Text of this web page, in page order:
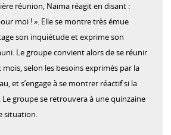
réunion, Naïma réagit en disant :
moi ! ». Elle se montre très émue
son inquiétude et exprime son
Le groupe convient alors de se réunir
selon les besoins exprimés par la
et s’engage à se montrer réactif si la
groupe se retrouvera à une quinzaine
situation.